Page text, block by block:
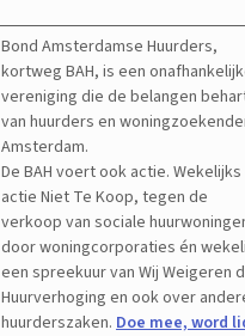
Bond Amsterdamse Huurders,
kortweg BAH, is een
vereniging die de belangen
van huurders en
Amsterdam.
De BAH voert ook actie.
actie Niet Te Koop, tegen de
verkoop van sociale
door woningcorporaties én
een spreekuur van Wij Weigeren
Huurverhoging en ook over
huurderszaken.Doe mee, word